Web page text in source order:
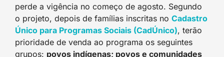
perde a vigência no começo de agosto. Segundo
o projeto, depois de famílias inscritas no Cadastro
Único para Programas Sociais (CadÚnico), terão
prioridade de venda ao programa os seguintes
grupos: povos indígenas; povos e comunidades